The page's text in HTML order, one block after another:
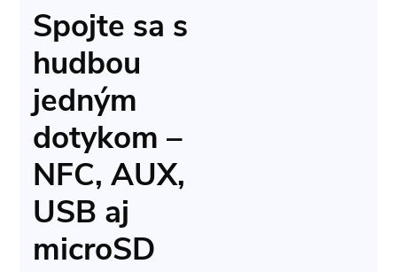
Spojte sa s
hudbou
jedným
dotykom –
NFC, AUX,
USB aj
microSD